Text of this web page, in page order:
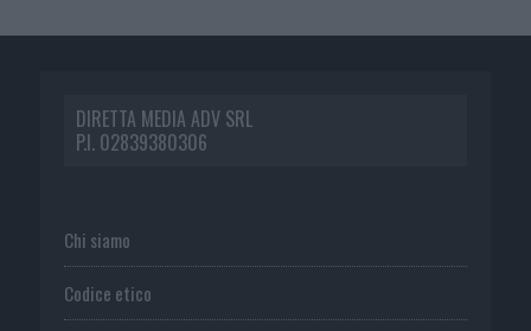
DIRETTA MEDIA ADV SRL
P.I. 02839380306
Chi siamo
Codice etico